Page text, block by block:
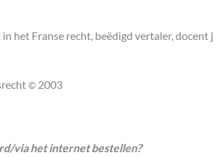
het Franse recht, beëdigd vertaler,
© 2003
via het internet bestellen?